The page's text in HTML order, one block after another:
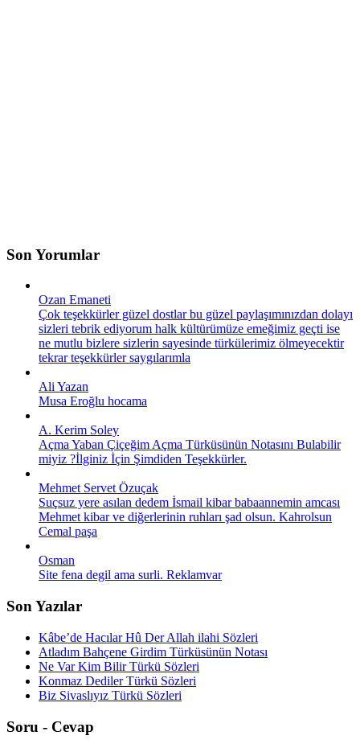
Son Yorumlar
Ozan Emaneti
Çok teşekkürler güzel dostlar bu güzel paylaşımınızdan dolayı
sizleri tebrik ediyorum halk kültürümüze emeğimiz geçti ise
ne mutlu bizlere sizlerin sayesinde türkülerimiz ölmeyecektir
tekrar teşekkürler saygılarımla
Ali Yazan
Musa Eroğlu hocama
A. Kerim Soley
Açma Yaban Çiçeğim Açma Türküsünün Notasını Bulabilir
miyiz ?İlginiz İçin Şimdiden Teşekkürler.
Mehmet Servet Özuçak
Suçsuz yere asılan dedem İsmail kibar babaannemin amcası
Mehmet kibar ve diğerlerinin ruhları şad olsun. Kahrolsun
Cemal paşa
Osman
Site fena degil ama surli. Reklamvar
Son Yazılar
Kâbe’de Hacılar Hû Der Allah ilahi Sözleri
Atladım Bahçene Girdim Türküsünün Notası
Ne Var Kim Bilir Türkü Sözleri
Konmaz Dediler Türkü Sözleri
Biz Sivaslıyız Türkü Sözleri
Soru - Cevap